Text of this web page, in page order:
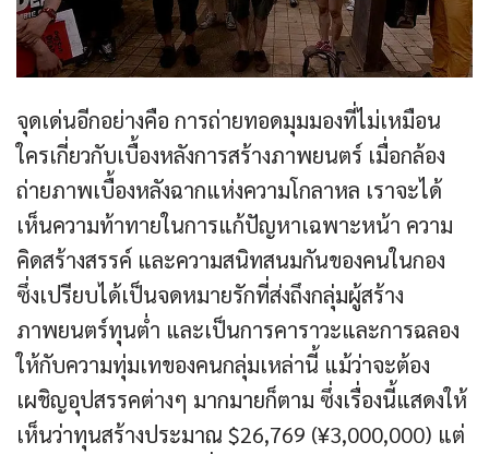
จุดเด่นอีกอย่างคือ การถ่ายทอดมุมมองที่ไม่เหมือน
ใครเกี่ยวกับเบื้องหลังการสร้างภาพยนตร์ เมื่อกล้อง
ถ่ายภาพเบื้องหลังฉากแห่งความโกลาหล เราจะได้
เห็นความท้าทายในการแก้ปัญหาเฉพาะหน้า ความ
คิดสร้างสรรค์ และความสนิทสนมกันของคนในกอง
ซึ่งเปรียบได้เป็นจดหมายรักที่ส่งถึงกลุ่มผู้สร้าง
ภาพยนตร์ทุนต่ำ และเป็นการคาราวะและการฉลอง
ให้กับความทุ่มเทของคนกลุ่มเหล่านี้ แม้ว่าจะต้อง
เผชิญอุปสรรคต่างๆ มากมายก็ตาม ซึ่งเรื่องนี้แสดงให้
เห็นว่าทุนสร้างประมาณ $26,769 (¥3,000,000) แต่